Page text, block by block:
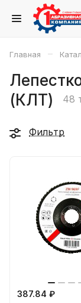
Главная –
(КЛТ)
48
Фильтр
387.84 ₽